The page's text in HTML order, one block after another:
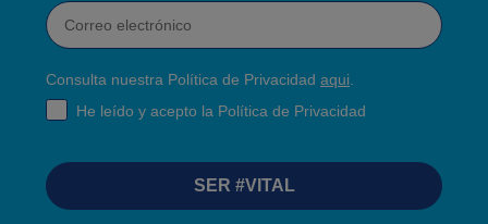
Correo electrónico
Consulta nuestra Política de Privacidad aqui
RGPDHe leído y acepto la Política de Privacidad
SER #VITAL